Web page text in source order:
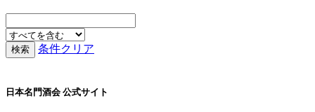
条件クリア
日本名門酒会 公式サイト